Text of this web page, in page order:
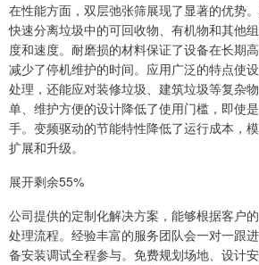
在性能方面，双层弛张筛展现了显著的优势
快速分离垃圾中的可回收物、有机物和其他
度和速度。耐磨损的材料保证了设备在长期
减少了停机维护的时间。应用广泛的特点使
处理，还能应对装修垃圾、建筑垃圾等复杂
单、维护方便的设计降低了使用门槛，即使
手。变频驱动的节能特性降低了运行成本，
扩展和升级。
展开剩余55%
公司提供的定制化解决方案，能够根据客户
处理流程。经验丰富的服务团队会一对一跟
备安装调试全程参与。免费规划场地、设计